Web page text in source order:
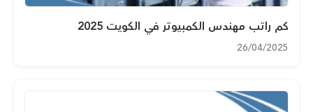
كم راتب مهندس الكمبيوتر في الكويت 2025
26/04/2025